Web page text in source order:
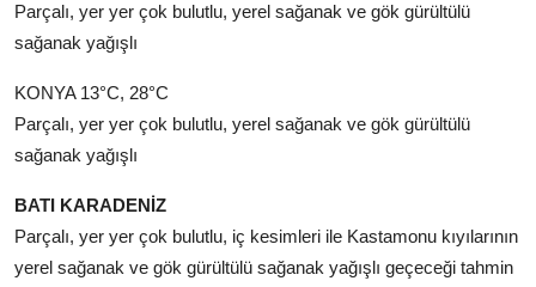
Parçalı, yer yer çok bulutlu, yerel sağanak ve gök gürültülü
sağanak yağışlı
KONYA 13°C, 28°C
Parçalı, yer yer çok bulutlu, yerel sağanak ve gök gürültülü
sağanak yağışlı
BATI KARADENİZ
Parçalı, yer yer çok bulutlu, iç kesimleri ile Kastamonu kıyılarının
yerel sağanak ve gök gürültülü sağanak yağışlı geçeceği tahmin